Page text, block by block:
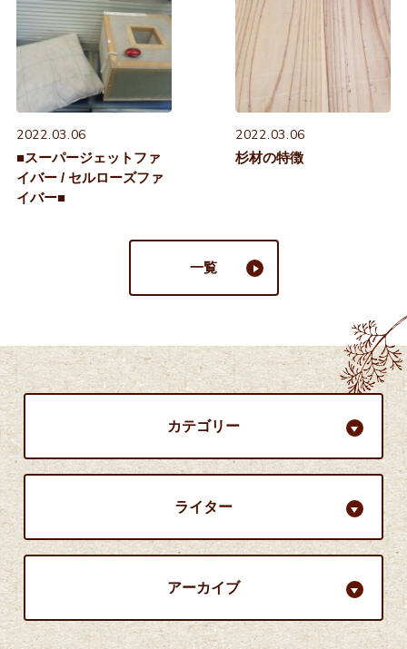
2022.03.06
■スーパージェットファ
イバー / セルローズファ
イバー■
2022.03.06
杉材の特徴
一覧
カテゴリー
ライター
アーカイブ